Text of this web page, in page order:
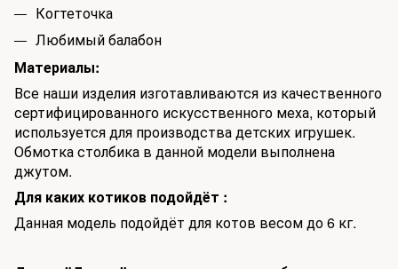
Когтеточка
Любимый балабон
Материалы:
Все наши изделия изготавливаются из качественного
сертифицированного искусственного меха, который
используется для производства детских игрушек.
Обмотка столбика в данной модели выполнена
джутом.
Для каких котиков подойдёт :
Данная модель подойдёт для котов весом до 6 кг.